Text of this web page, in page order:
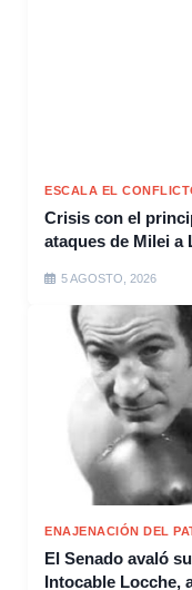
ESCALA EL
Crisis con el
ataques de Milei a
5 AGOSTO, 2026
ENAJENACIÓN DEL
El Senado avaló
Intocable Locche,